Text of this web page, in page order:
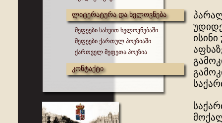
ლიტერატურა და ხელოვნება
მეფეები სახვით ხელოვნებაში
მეფეები ქართულ პოეზიაში
ქართველ მეფეთა პოეზია
კონტაქტი